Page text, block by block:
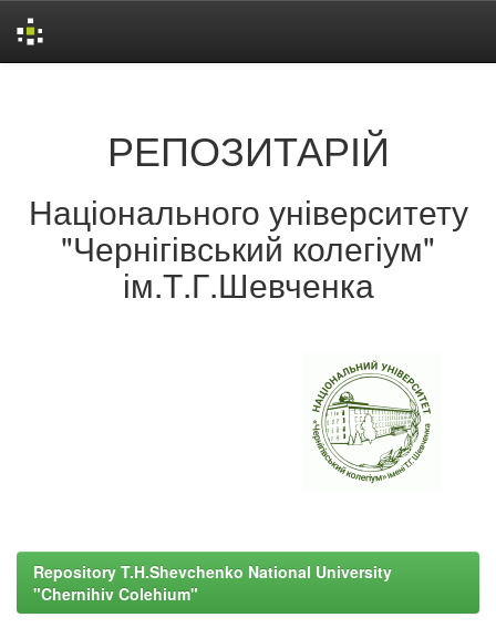
РЕПОЗИТАРІЙ
Національного університету
"Чернігівський колегіум"
ім.Т.Г.Шевченка
Repository T.H.Shevchenko National University
"Chernihiv Colehium"